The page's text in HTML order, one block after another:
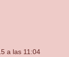
a las 11:04